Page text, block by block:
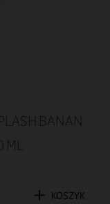
BANAN
ML
KOSZYK